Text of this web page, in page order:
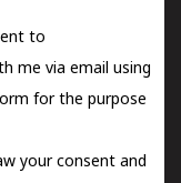
to
me via email using
for the purpose
your consent and